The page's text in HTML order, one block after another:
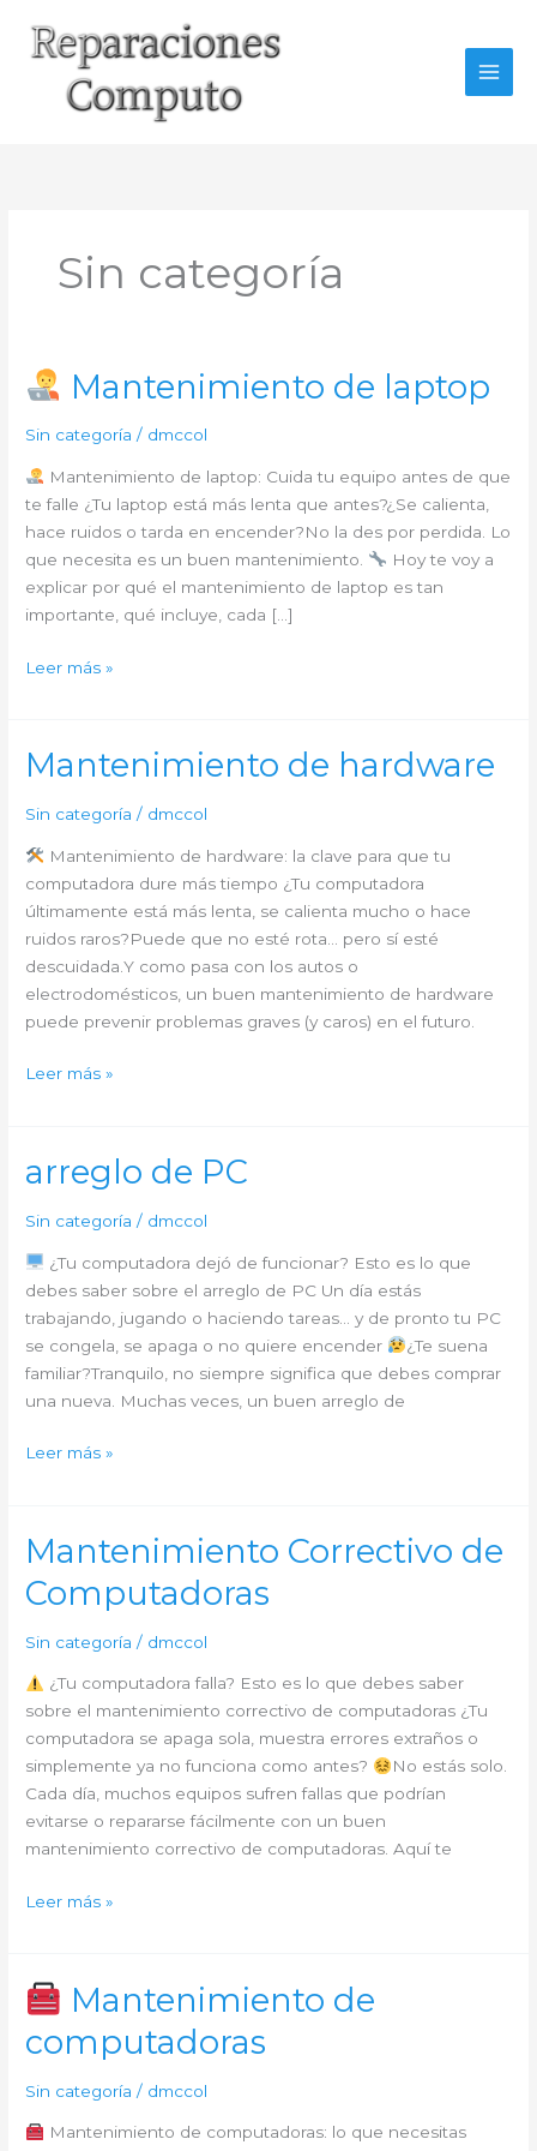
contenido
Sin categoría
Mantenimiento de laptop
Sin categoría / dmccol
Mantenimiento de laptop: Cuida tu equipo antes de que
te falle ¿Tu laptop está más lenta que antes?¿Se calienta,
hace ruidos o tarda en encender?No la des por perdida. Lo
que necesita es un buen mantenimiento.
Hoy te voy a
explicar por qué el mantenimiento de laptop es tan
importante, qué incluye, cada […]
laptop
Leer más »
Mantenimiento de hardware
Sin categoría / dmccol
Mantenimiento de hardware: la clave para que tu
computadora dure más tiempo ¿Tu computadora
últimamente está más lenta, se calienta mucho o hace
ruidos raros?Puede que no esté rota… pero sí esté
descuidada.Y como pasa con los autos o
electrodomésticos, un buen mantenimiento de hardware
puede prevenir problemas graves (y caros) en el futuro.
Mantenimiento
Leer más »
arreglo de PC
Sin categoría / dmccol
¿Tu computadora dejó de funcionar? Esto es lo que
debes saber sobre el arreglo de PC Un día estás
trabajando, jugando o haciendo tareas… y de pronto tu PC
se congela, se apaga o no quiere encender
¿Te suena
familiar?Tranquilo, no siempre significa que debes comprar
una nueva. Muchas veces, un buen arreglo de
arreglo
Leer más »
Mantenimiento Correctivo de
Computadoras
Sin categoría / dmccol
¿Tu computadora falla? Esto es lo que debes saber
sobre el mantenimiento correctivo de computadoras ¿Tu
computadora se apaga sola, muestra errores extraños o
simplemente ya no funciona como antes?
No estás solo.
Cada día, muchos equipos sufren fallas que podrían
evitarse o repararse fácilmente con un buen
mantenimiento correctivo de computadoras. Aquí te
Mantenimiento
Computadoras
Leer más »
Mantenimiento de
computadoras
Sin categoría / dmccol
Mantenimiento de computadoras: lo que necesitas